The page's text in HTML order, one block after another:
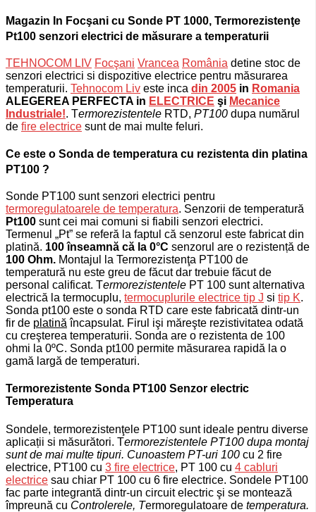
Magazin In Focşani cu Sonde PT 1000, Termorezistenţe
Pt100 senzori electrici de măsurare a temperaturii
TEHNOCOM LIV Focşani Vrancea România detine stoc de
senzori electrici si dispozitive electrice pentru măsurarea
temperaturii. Tehnocom Liv este inca din 2005 in Romania
ALEGEREA PERFECTA in ELECTRICE şi Mecanice
Industriale!. Termorezistentele RTD, PT100 dupa numărul
de fire electrice sunt de mai multe feluri.
Ce este o Sonda de temperatura cu rezistenta din platina
PT100 ?
Sonde PT100 sunt senzori electrici pentru
termoregulatoarele de temperatura. Senzorii de temperatură
Pt100 sunt cei mai comuni si fiabili senzori electrici.
Termenul „Pt” se referă la faptul că senzorul este fabricat din
platină. 100 înseamnă că la 0°C senzorul are o rezistență de
100 Ohm. Montajul la Termorezistenţa PT100 de
temperatură nu este greu de făcut dar trebuie făcut de
personal calificat. Termorezistentele PT 100 sunt alternativa
electrică la termocuplu, termocuplurile electrice tip J si tip K.
Sonda pt100 este o sonda RTD care este fabricată dintr-un
fir de platină încapsulat. Firul işi măreşte rezistivitatea odată
cu creşterea temperaturii. Sonda are o rezistenta de 100
ohmi la 0ºC. Sonda pt100 permite măsurarea rapidă la o
gamă largă de temperaturi.
Termorezistente Sonda PT100 Senzor electric
Temperatura
Sondele, termorezistenţele PT100 sunt ideale pentru diverse
aplicații si măsurători. Termorezistentele PT100 dupa montaj
sunt de mai multe tipuri. Cunoastem PT-uri 100 cu 2 fire
electrice, PT100 cu 3 fire electrice, PT 100 cu 4 cabluri
electrice sau chiar PT 100 cu 6 fire electrice. Sondele PT100
fac parte integrantă dintr-un circuit electric şi se montează
împreună cu Controlerele, Termoregulatoare de temperatura.